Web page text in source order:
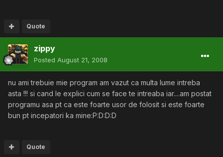
Quote
zippy
Posted August 21, 2008
nu ami trebuie mie program am vazut ca multa lume intreba
asta !!! si cand le explici cum se face te intreaba iar....am postat
programu asa pt ca este foarte usor de folosit si este foarte
bun pt incepatori ka mine:P:D:D:D
Quote